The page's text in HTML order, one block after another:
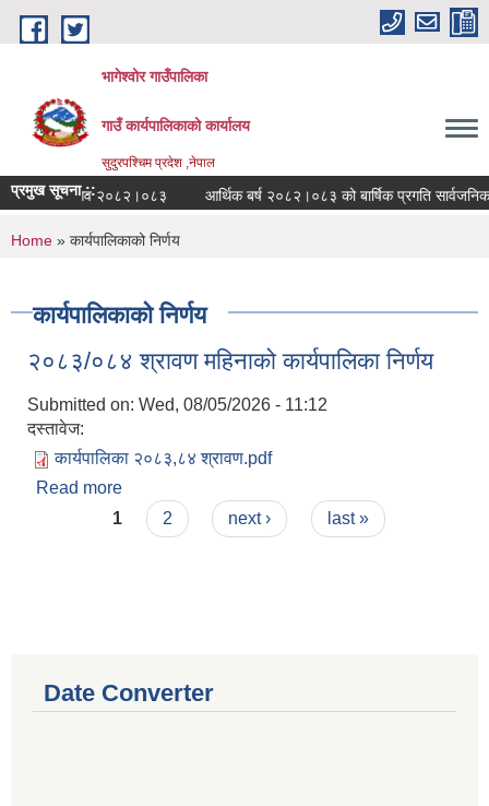
Skip to main content
भागेश्वोर गाउँपालिका
गाउँ कार्यपालिकाको कार्यालय
सुदुरपश्चिम प्रदेश ,नेपाल
प्रमुख सूचना ::
विवरण आव २०८२।०८३ आर्थिक बर्ष २०८२।०८३ को बार्षिक प्रगति सार्वजनिक
You are here
Home » कार्यपालिकाको निर्णय
कार्यपालिकाको निर्णय
२०८३/०८४ श्रावण महिनाको कार्यपालिका निर्णय
Submitted on: Wed, 08/05/2026 - 11:12
दस्तावेज:
कार्यपालिका २०८३,८४ श्रावण.pdf
Read more
Pages
1 2 next › last »
Date Converter